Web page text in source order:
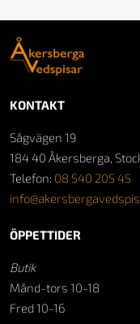
KONTAKT
Sågvägen 19
184 40 Åkersberga,
Telefon: 08 540 205 45
ÖPPETTIDER
Butik
Månd-tors 10-18
Fred 10-16